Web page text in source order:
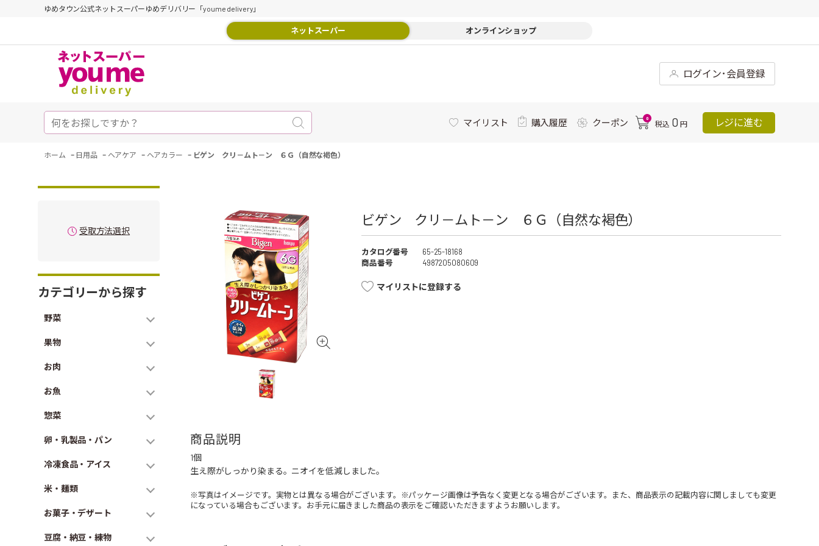
ゆめタウン公式ネットスーパーゆめデリバリー「youme delivery」
ネットスーパー オンラインショップ
ログイン･会員登録
マイリスト 購入履歴 クーポン 0
税込 0 円 レジに進む
ホーム - 日用品 - ヘアケア - ヘアカラー - ビゲン クリ－ムト－ン ６Ｇ（自然な褐色）
受取方法選択
カテゴリーから探す
野菜
果物
お肉
お魚
惣菜
卵・乳製品・パン
冷凍食品・アイス
米・麺類
お菓子・デザート
豆腐・納豆・練物
ビゲン クリ－ムト－ン ６Ｇ（自然な褐色）
カタログ番号
65-25-18168
商品番号
4987205080609
マイリストに登録する
商品説明
1個
生え際がしっかり染まる。ニオイを低減しました。
※写真はイメージです。実物とは異なる場合がございます。※パッケージ画像は予告なく変更となる場合がございます。また、商品表示の記載内容に関しましても変更
になっている場合もございます。お手元に届きました商品の表示をご確認いただきますようお願いします。